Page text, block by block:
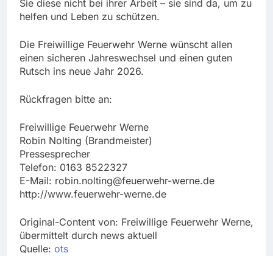
Sie diese nicht bei ihrer Arbeit – sie sind da, um zu
helfen und Leben zu schützen.
Die Freiwillige Feuerwehr Werne wünscht allen
einen sicheren Jahreswechsel und einen guten
Rutsch ins neue Jahr 2026.
Rückfragen bitte an:
Freiwillige Feuerwehr Werne
Robin Nolting (Brandmeister)
Pressesprecher
Telefon: 0163 8522327
E-Mail: robin.nolting@feuerwehr-werne.de
http://www.feuerwehr-werne.de
Original-Content von: Freiwillige Feuerwehr Werne,
übermittelt durch news aktuell
Quelle: ots